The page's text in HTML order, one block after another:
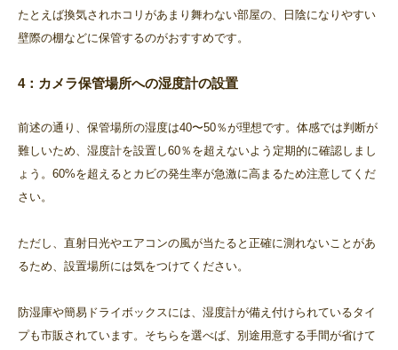
たとえば換気されホコリがあまり舞わない部屋の、日陰になりやすい
壁際の棚などに保管するのがおすすめです。
4：カメラ保管場所への湿度計の設置
前述の通り、保管場所の湿度は40〜50％が理想です。体感では判断が
難しいため、湿度計を設置し60％を超えないよう定期的に確認しまし
ょう。60%を超えるとカビの発生率が急激に高まるため注意してくだ
さい。
ただし、直射日光やエアコンの風が当たると正確に測れないことがあ
るため、設置場所には気をつけてください。
防湿庫や簡易ドライボックスには、湿度計が備え付けられているタイ
プも市販されています。そちらを選べば、別途用意する手間が省けて